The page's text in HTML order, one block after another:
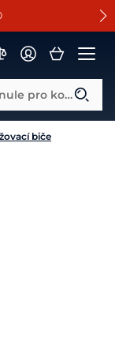
ZDARMA 🐴
Co hledáte? Např. jezdecké boty, granule pro koně...
biče